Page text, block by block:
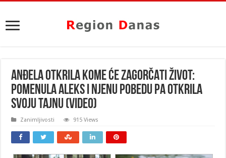
ANĐELA OTKRILA KOME ĆE ZAGORČATI ŽIVOT:
Pomenula Aleks i njenu pobedu pa OTKRILA
SVOJU TAJNU (VIDEO)
Zanimljivosti 915 Views